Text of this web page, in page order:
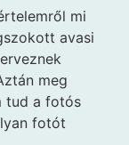
mi
avasi
meg
tud a fotós
fotót